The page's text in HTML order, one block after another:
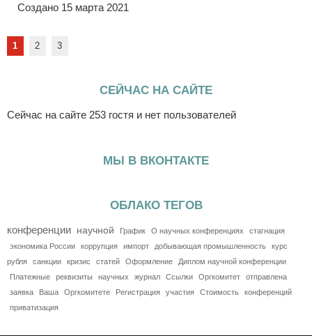
Создано 15 марта 2021
1 2 3
СЕЙЧАС НА САЙТЕ
Сейчас на сайте 253 гостя и нет пользователей
МЫ В ВКОНТАКТЕ
ОБЛАКО ТЕГОВ
конференции научной График О научных конференциях
стагнация
экономика России
коррупция импорт добывающая промышленность
курс
рубля
санкции кризис статей Оформление
Диплом научной конференции
Платежные
реквизиты научных журнал Ссылки Оргкомитет
отправлена
заявка
Ваша Оргкомитете Регистрация участия Стоимость
конференций
приватизация